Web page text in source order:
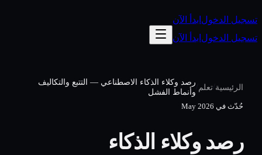
تسجيل الدخول ابدأ الآن
تسجيل الدخول ابدأ الآن
الرئيسية/تعلم /
رصد وكلاء الذكاء الاصطناعي — التتبع والتكاليف
وأنماط الفشل
حُدّث في May 2026
رصد وكلاء الذكاء